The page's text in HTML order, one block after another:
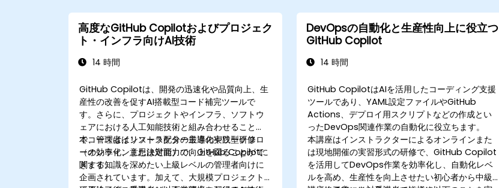
高度なGitHub Copilotおよびプロジェク
ト・インフラ向けAI技術
14 時間
GitHub Copilotは、開発の迅速化や品質向上、生
産性の改善を促すAI搭載型コード補完ツールで
す。さらに、プロジェクトやインフラ、ソフトウ
ェアにおける人工知能技術と組み合わせること
で、管理者はリソース配分の最適化やワークフロ
ーの効率化、意思決定能力の向上を図ることがで
きます。
本コースはインストラクター主導の実践型研修
（オンラインまたは対面）で、GitHub Copilotに
関する知識を深めたい上級レベルの管理者向けに
企画されています。加えて、大規模プロジェクト
DevOpsの自動化と生産性向上に役立つ
GitHub Copilot
14 時間
GitHub CopilotはAIを活用したコーディング支援
ツールであり、YAML設定ファイルやGitHub
Actions、デプロイ用スクリプトなどの作成とい
ったDevOps関連作業の自動化に役立ちます。
本講座はインストラクターによるオンラインまた
は現地開催の実習形式の研修で、GitHub Copilot
を活用してDevOps作業を効率化し、自動化レベ
ルを高め、生産性を向上させたい初心者から中級